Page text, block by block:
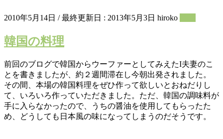
2010年5月14日 / 最終更新日 : 2013年5月3日 hiroko
韓国の料理
前回のブログで韓国からウーファーとしてみえたI夫妻のこ
とを書きましたが、約２週間滞在し今朝出発されました。
その間、本場の韓国料理をぜひ作って欲しいとおねだりし
て、いろいろ作っていただきました。ただ、韓国の調味料が
手に入らなかったので、うちの醤油を使用してもらったた
め、どうしても日本風の味になってしまうのだそうです。